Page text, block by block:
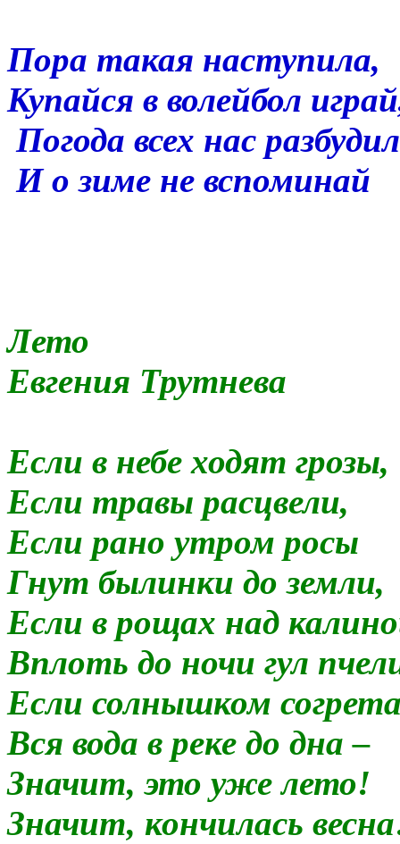
Пора такая наступила,
Купайся в волейбол
Погода всех нас
И о зиме не вспоминай
Лето
Евгения Трутнева
Если в небе ходят грозы,
Если травы расцвели,
Если рано утром росы
Гнут былинки до земли,
Если в рощах над
Вплоть до ночи гул
Если солнышком
Вся вода в реке до дна –
Значит, это уже лето!
Значит, кончилась